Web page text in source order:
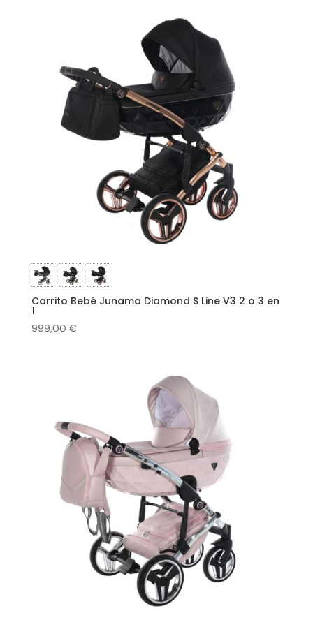
Carrito Bebé Junama Diamond S Line V3 2 o 3 en
1
999,00 €